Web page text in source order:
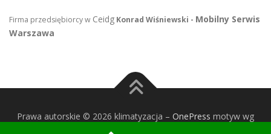
Firma przedsiębiorcy w Ceidg Konrad Wiśniewski - Mobilny Serwis
Warszawa
Prawa autorskie © 2026 klimatyzacja – OnePress motyw wg
FameThemes